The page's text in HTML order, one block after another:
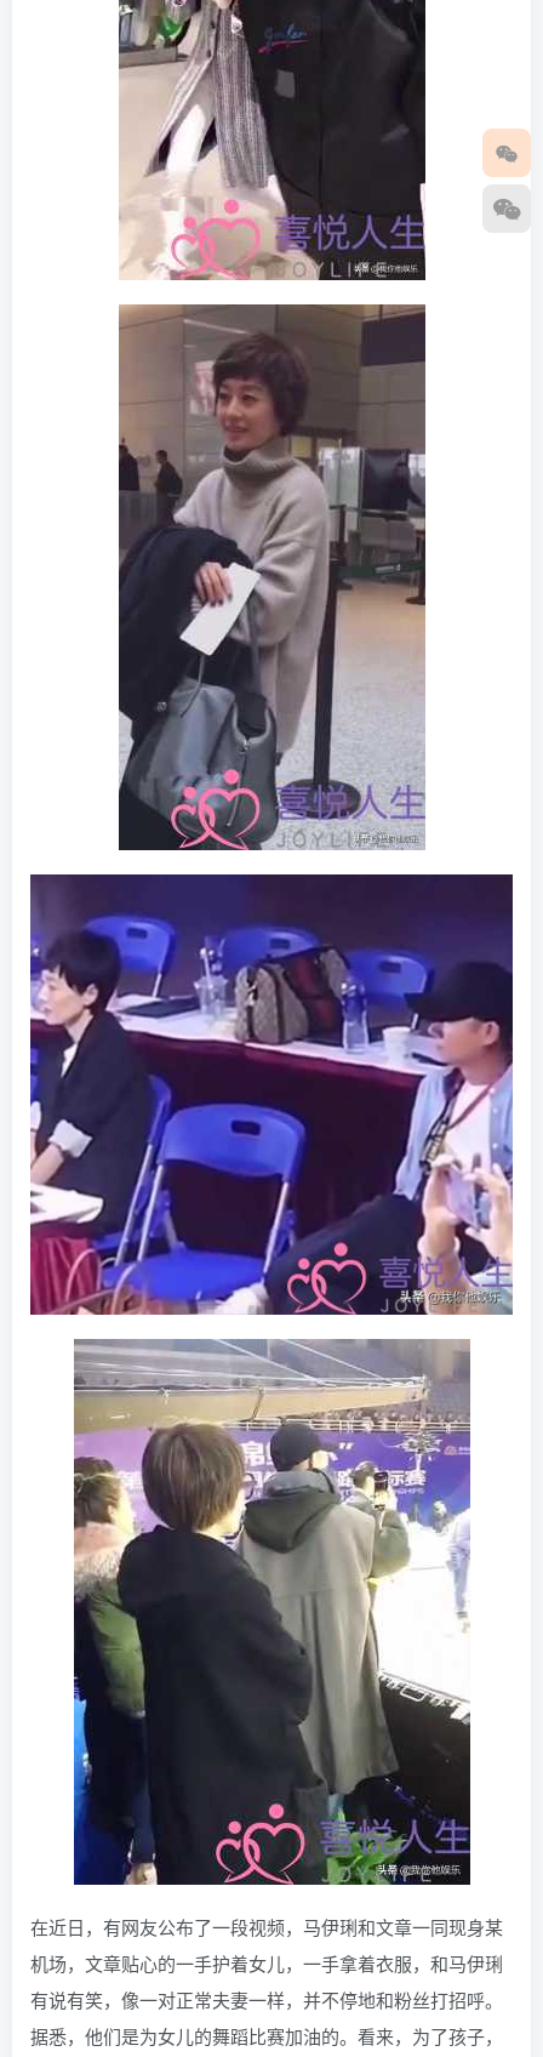
在近日，有网友公布了一段视频，马伊琍和文章一同现身某
机场，文章贴心的一手护着女儿，一手拿着衣服，和马伊琍
有说有笑，像一对正常夫妻一样，并不停地和粉丝打招呼。
据悉，他们是为女儿的舞蹈比赛加油的。看来，为了孩子，